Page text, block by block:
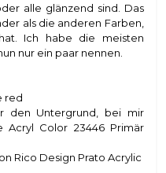
alle glänzend sind. Das
als die anderen Farben,
Ich habe die meisten
nur ein paar nennen.
red
den Untergrund, bei mir
Acryl Color 23446 Primär
Rico Design Prato Acrylic